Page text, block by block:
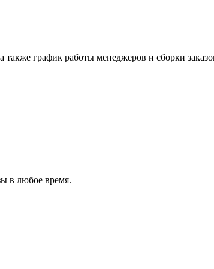
график работы менеджеров и сборки
в любое время.